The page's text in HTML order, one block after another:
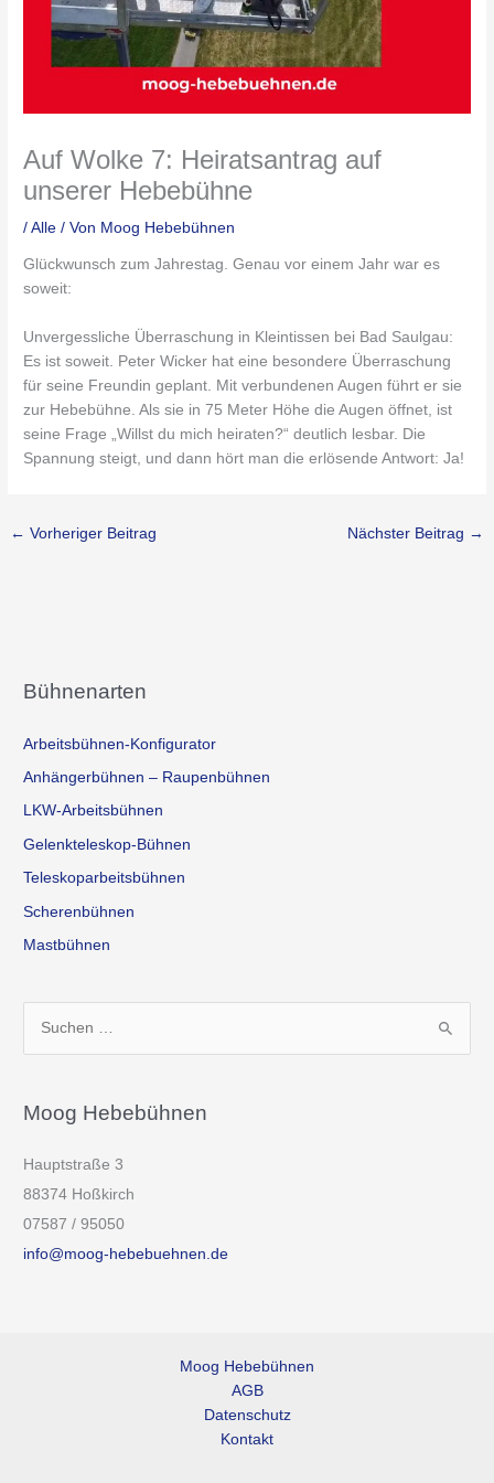
Auf Wolke 7: Heiratsantrag auf
unserer Hebebühne
/Alle / Von Moog Hebebühnen
Glückwunsch zum Jahrestag. Genau vor einem Jahr war es
soweit:
Unvergessliche Überraschung in Kleintissen bei Bad Saulgau:
Es ist soweit. Peter Wicker hat eine besondere Überraschung
für seine Freundin geplant. Mit verbundenen Augen führt er sie
zur Hebebühne. Als sie in 75 Meter Höhe die Augen öffnet, ist
seine Frage „Willst du mich heiraten?“ deutlich lesbar. Die
Spannung steigt, und dann hört man die erlösende Antwort: Ja!
← Vorheriger Beitrag Nächster Beitrag →
Bühnenarten
Arbeitsbühnen-Konfigurator
Anhängerbühnen – Raupenbühnen
LKW-Arbeitsbühnen
Gelenkteleskop-Bühnen
Teleskoparbeitsbühnen
Scherenbühnen
Mastbühnen
h
n
n
a
c
Moog Hebebühnen
Hauptstraße 3
88374 Hoßkirch
07587 / 95050
info@moog-hebebuehnen.de
Moog Hebebühnen
AGB
Datenschutz
Kontakt